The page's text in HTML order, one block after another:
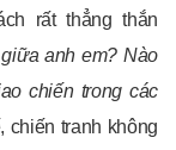
rất thẳng thắn
anh em? Nào
chiến trong các
chiến tranh không